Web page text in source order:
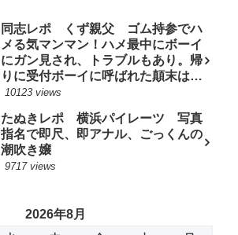
同志レポ くず親父 ゴム持参でハ
メる気マンマン！ハメ最中にボーイ
にガン見され、トラブルもあり。帰
りに受付ボーイに呼ばれた顛末は？
(7/10現役嬢)
10123 views
たぬきレポ 横浜パイレーツ 写真
指名で即尺、即アナル、ごっくんの
潮吹き嬢
9717 views
2026年8月